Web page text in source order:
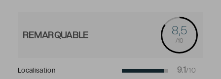
REMARQUABLE 8,5
/10
Localisation 9.1/10